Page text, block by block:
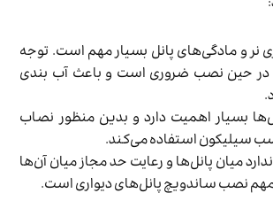
نر و مادگی‌های پانل بسیار مهم است. توجه
در حین نصب ضروری است و باعث آب بندی
بسیار اهمیت دارد و بدین منظور نصاب
سیلیکون استفاده می‌کند.
میان پانل‌ها و رعایت حد مجاز میان آن‌ها
مهم نصب ساندویچ پانل‌های دیواری است.